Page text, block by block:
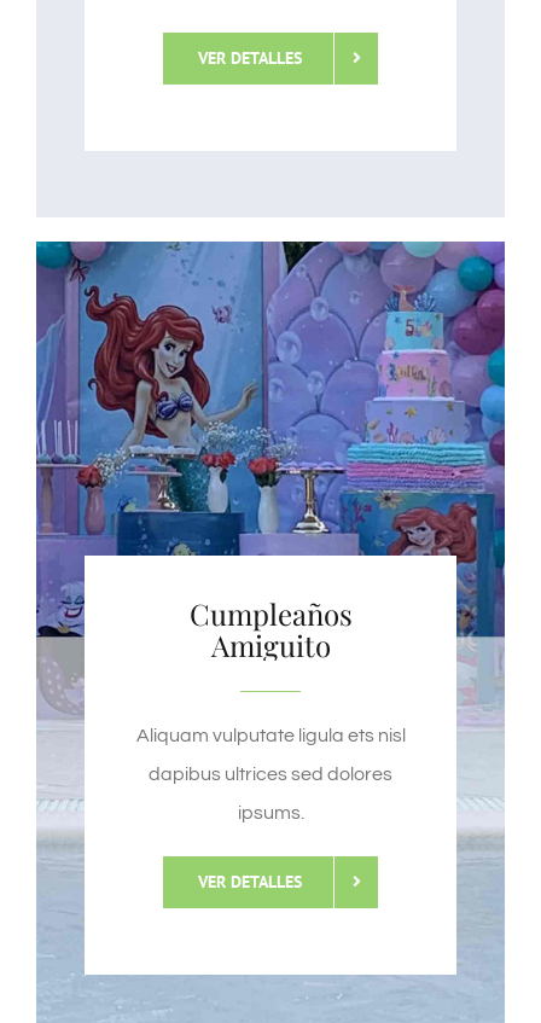
VER DETALLES
Cumpleaños
Amiguito
Aliquam vulputate ligula ets nisl
dapibus ultrices sed dolores
ipsums.
VER DETALLES